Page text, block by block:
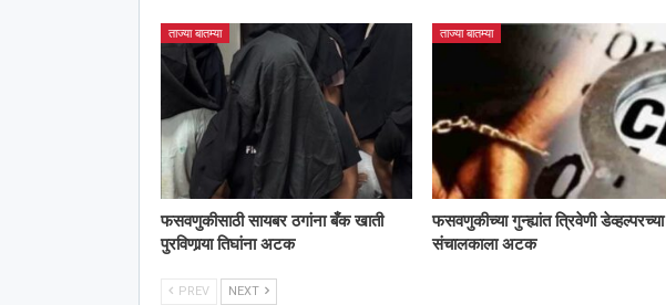
ताज्या बातम्या
फसवणुकीसाठी सायबर ठगांना बँक खाती
पुरविणार्‍या तिघांना अटक
ताज्या बातम्या
फसवणुकीच्या गुन्ह्यांत त्रिवेणी डेव्हल्परच्या
संचालकाला अटक
PREV NEXT